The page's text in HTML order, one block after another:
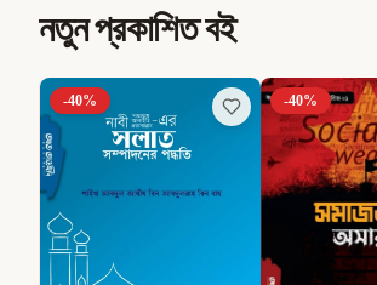
নতুন প্রকাশিত বই
-40% -40%